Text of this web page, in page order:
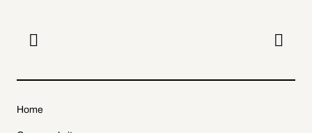
 
Home